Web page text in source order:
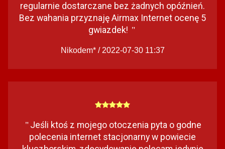
regularnie dostarczane bez żadnych opóźnień.
Bez wahania przyznaję Airmax Internet ocenę 5
gwiazdek! "
Nikodem* / 2022-07-30 11:37
" Jeśli ktoś z mojego otoczenia pyta o godne
polecenia internet stacjonarny w powiecie